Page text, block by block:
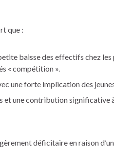
que :
baisse des effectifs chez
« compétition ».
une forte implication des
une contribution significative
déficitaire en raison